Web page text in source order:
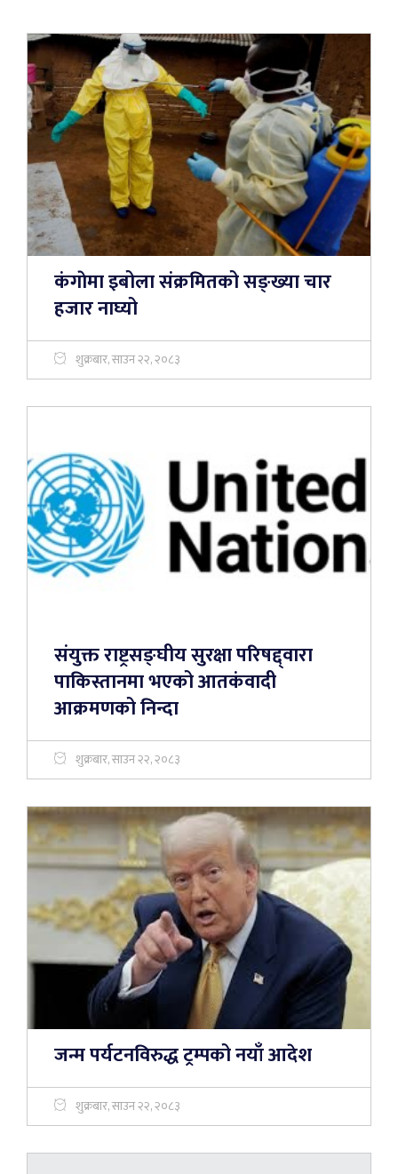
कंगाेमा इबोला संक्रमितको सङ्ख्या चार
हजार नाघ्यो
शुक्रबार, साउन २२, २०८३
संयुक्त राष्ट्रसङ्घीय सुरक्षा परिषद्द्वारा
पाकिस्तानमा भएको आतकंवादी
आक्रमणको निन्दा
शुक्रबार, साउन २२, २०८३
जन्म पर्यटनविरुद्ध ट्रम्पको नयाँ आदेश
शुक्रबार, साउन २२, २०८३